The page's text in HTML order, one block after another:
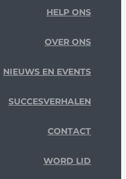
HELP ONS
OVER ONS
NIEUWS EN EVENTS
SUCCESVERHALEN
CONTACT
WORD LID